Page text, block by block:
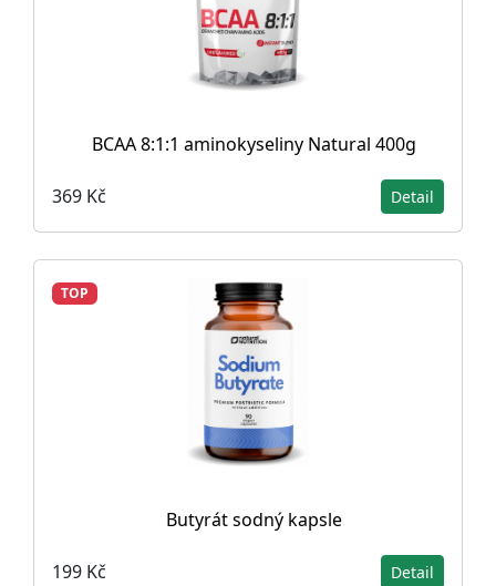
BCAA 8:1:1 aminokyseliny Natural 400g
369 Kč Detail
TOP
Butyrát sodný kapsle
199 Kč Detail